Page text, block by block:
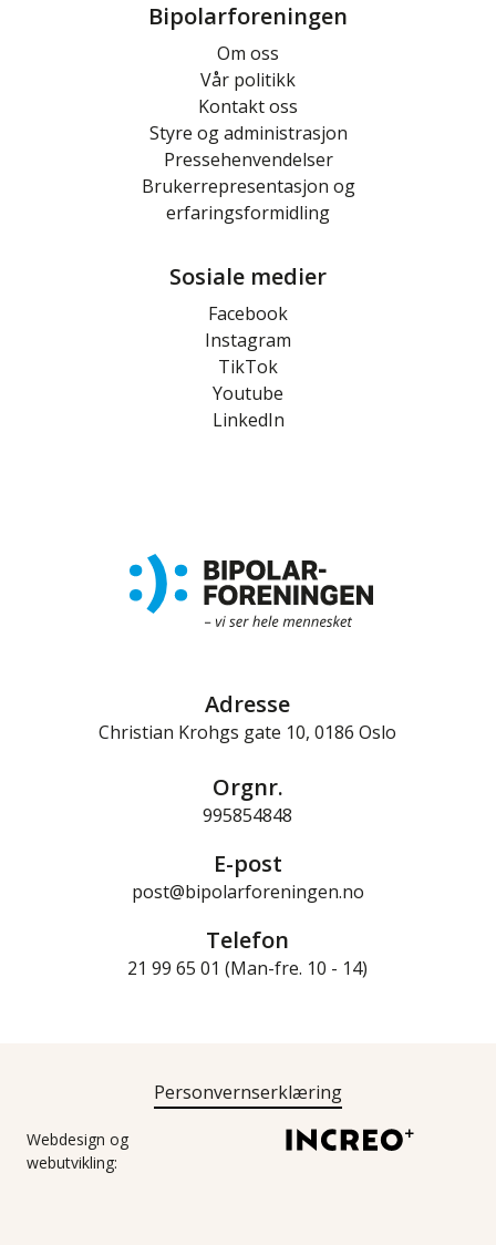
Bipolarforeningen
Om oss
Vår politikk
Kontakt oss
Styre og administrasjon
Pressehenvendelser
Brukerrepresentasjon og
erfaringsformidling
Sosiale medier
Facebook
Instagram
TikTok
Youtube
LinkedIn
Adresse
Christian Krohgs gate 10, 0186 Oslo
Orgnr.
995854848
E-post
post@bipolarforeningen.no
Telefon
21 99 65 01 (Man-fre. 10 - 14)
Webdesign og
webutvikling:
Personvernserklæring